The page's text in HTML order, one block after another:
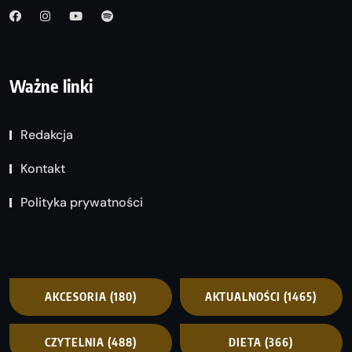
Ważne linki
Redakcja
Kontakt
Polityka prywatności
AKCESORIA (180) AKTUALNOŚCI (1465)
CZYTELNIA (488) DIETA (366)